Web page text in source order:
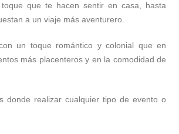
que te hacen sentir en casa, hasta
a un viaje más aventurero.
un toque romántico y colonial que en
más placenteros y en la comodidad de
donde realizar cualquier tipo de evento o